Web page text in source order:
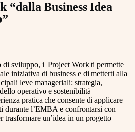
“dalla Business Idea
di sviluppo, il Project Work ti permette
iniziativa di business e di metterti alla
leve manageriali: strategia,
operativo e sostenibilità
pratica che consente di applicare
durante l’EMBA e confrontarsi con
trasformare un’idea in un progetto